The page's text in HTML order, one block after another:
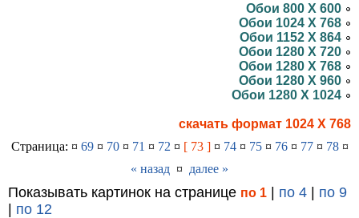
Обои 800 X 600
Обои 1024 X 768
Обои 1152 X 864
Обои 1280 X 720
Обои 1280 X 768
Обои 1280 X 960
Обои 1280 X 1024
скачать формат 1024 X 768
Страница: ¤ 69¤ 70¤ 71 ¤ 72 ¤ [ 73 ]¤ 74¤ 75¤ 76¤ 77¤ 78¤
« назад ¤ далее »
Показывать картинок на странице по 1 | по 4 | по 9
| по 12